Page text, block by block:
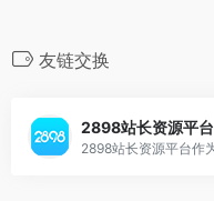
友链交换
2898站长资源平台